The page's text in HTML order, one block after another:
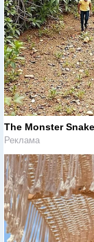
The Monster
Реклама